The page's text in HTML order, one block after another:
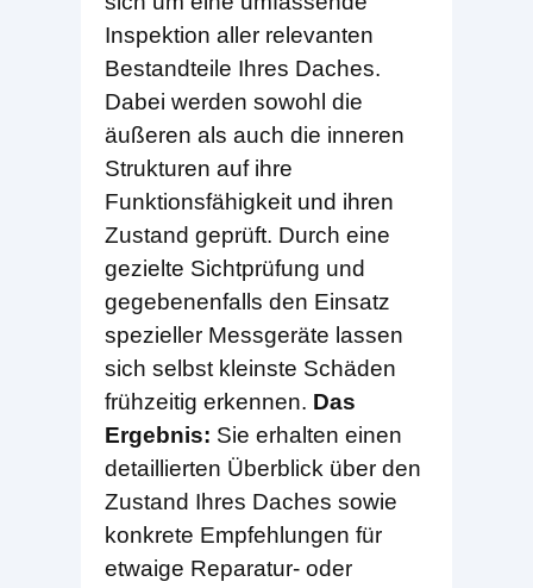
Inspektion aller relevanten
Bestandteile Ihres Daches.
Dabei werden sowohl die
äußeren als auch die inneren
Strukturen auf ihre
Funktionsfähigkeit und ihren
Zustand geprüft. Durch eine
gezielte Sichtprüfung und
gegebenenfalls den Einsatz
spezieller Messgeräte lassen
sich selbst kleinste Schäden
frühzeitig erkennen. Das
Ergebnis: Sie erhalten einen
detaillierten Überblick über den
Zustand Ihres Daches sowie
konkrete Empfehlungen für
etwaige Reparatur- oder